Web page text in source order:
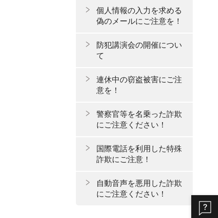
個人情報の入力を求める
偽のメールにご注意を！
防犯講演会の開催につい
て
連休中の窃盗被害にご注
意を！
警察官等を名乗った詐欺
にご注意ください！
国際電話を利用した特殊
詐欺にご注意！
自動音声を悪用した詐欺
にご注意ください！